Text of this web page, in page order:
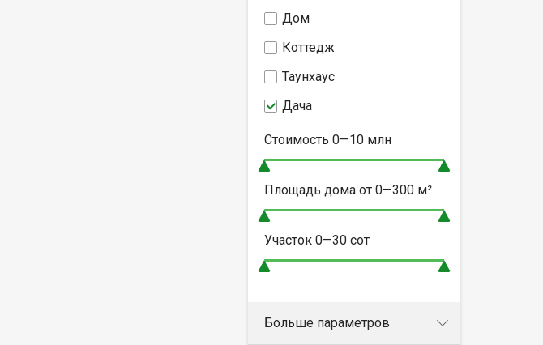
Дом
Коттедж
Таунхаус
Дача
Стоимость 0—10млн
Площадь дома от 0—300м²
Участок 0—30сот
Больше параметров